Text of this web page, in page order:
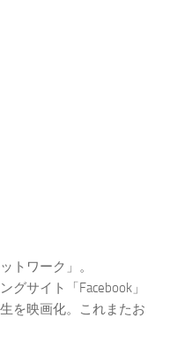
トワーク」。
サイト「Facebook」
を映画化。これまたお